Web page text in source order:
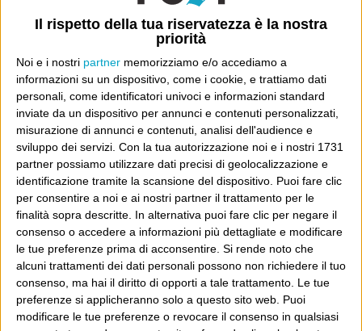
Il rispetto della tua riservatezza è la nostra
priorità
Noi e i nostri partner memorizziamo e/o accediamo a
informazioni su un dispositivo, come i cookie, e trattiamo dati
personali, come identificatori univoci e informazioni standard
inviate da un dispositivo per annunci e contenuti personalizzati,
misurazione di annunci e contenuti, analisi dell'audience e
sviluppo dei servizi. Con la tua autorizzazione noi e i nostri 1731
partner possiamo utilizzare dati precisi di geolocalizzazione e
identificazione tramite la scansione del dispositivo. Puoi fare clic
per consentire a noi e ai nostri partner il trattamento per le
finalità sopra descritte. In alternativa puoi fare clic per negare il
consenso o accedere a informazioni più dettagliate e modificare
le tue preferenze prima di acconsentire. Si rende noto che
alcuni trattamenti dei dati personali possono non richiedere il tuo
consenso, ma hai il diritto di opporti a tale trattamento. Le tue
preferenze si applicheranno solo a questo sito web. Puoi
modificare le tue preferenze o revocare il consenso in qualsiasi
Leggi il Post, magari ti piace
Luca Sofri Wittgenstein
“Il-paese-dei-paradossi” Sky high
E per i regali di Natale